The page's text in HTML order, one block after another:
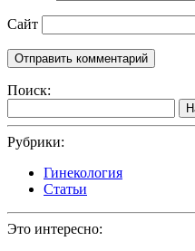
Сайт
Поиск:
Рубрики:
Гинекология
Статьи
Это интересно: